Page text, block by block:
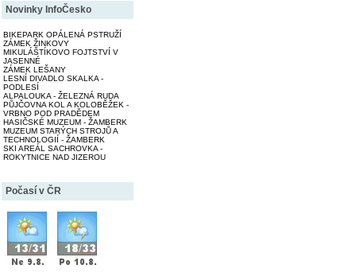
Novinky InfoČesko
BIKEPARK OPÁLENÁ PSTRUŽÍ
ZÁMEK ŽINKOVY
MIKULÁŠTÍKOVO FOJTSTVÍ V
JASENNÉ
ZÁMEK LEŠANY
LESNÍ DIVADLO SKALKA -
PODLESÍ
ALPALOUKA - ŽELEZNÁ RUDA
PŮJČOVNA KOL A KOLOBĚŽEK -
VRBNO POD PRADĚDEM
HASIČSKÉ MUZEUM - ŽAMBERK
MUZEUM STARÝCH STROJŮ A
TECHNOLOGIÍ - ŽAMBERK
SKI AREÁL SACHROVKA -
ROKYTNICE NAD JIZEROU
Počasí v ČR